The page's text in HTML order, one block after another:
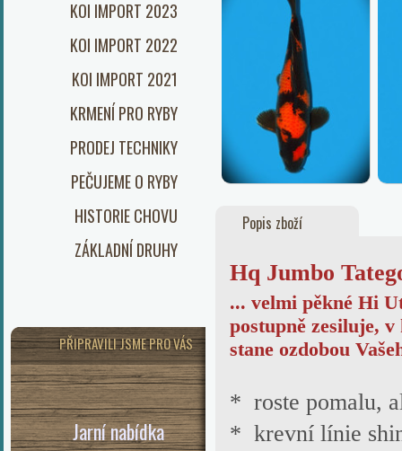
KOI IMPORT 2023
KOI IMPORT 2022
KOI IMPORT 2021
KRMENÍ PRO RYBY
PRODEJ TECHNIKY
PEČUJEME O RYBY
HISTORIE CHOVU
ZÁKLADNÍ DRUHY
PŘIPRAVILI JSME PRO VÁS
Jarní nabídka
Popis zboží
Hq Jumbo
... velmi pěkné Hi
postupně zesiluje,
stane ozdobou
* roste pomalu,
* krevní línie